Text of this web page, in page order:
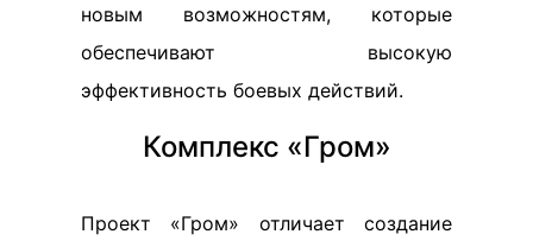
новым возможностям, которые
обеспечивают высокую
эффективность боевых действий.
Комплекс «Гром»
Проект «Гром» отличает создание